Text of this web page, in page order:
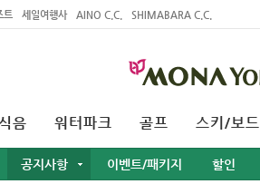
트 세일여행사 AINO C.C. SHIMABARA C.C.
공지사항 이벤트/패키지 할인
음 워터파크 골프 스키/보드